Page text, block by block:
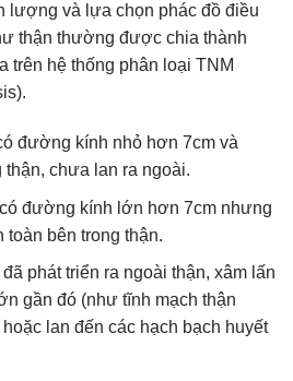
lượng và lựa chọn phác đồ điều
thận thường được chia thành
trên hệ thống phân loại TNM
đường kính nhỏ hơn 7cm và
thận, chưa lan ra ngoài.
đường kính lớn hơn 7cm nhưng
toàn bên trong thận.
đã phát triển ra ngoài thận, xâm lấn
gần đó (như tĩnh mạch thận
lan đến các hạch bạch huyết